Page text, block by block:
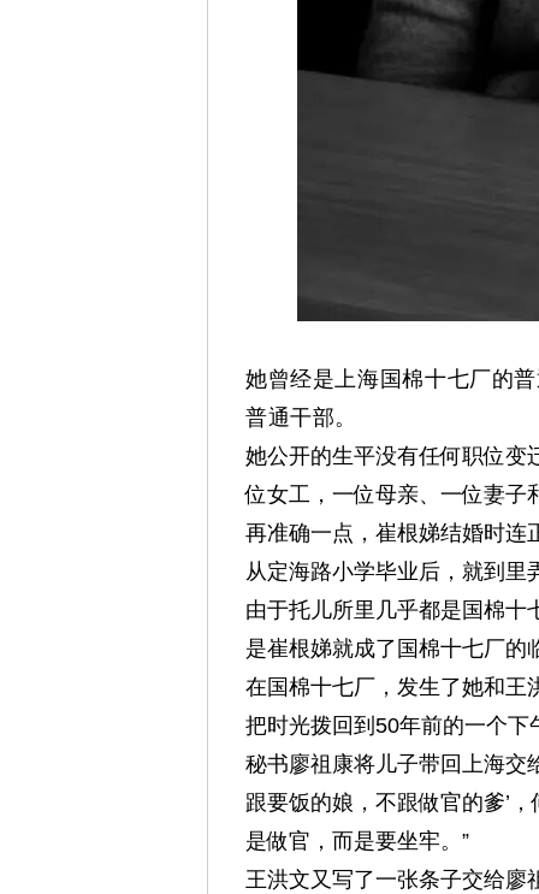
她曾经是上海国棉十七厂的
普通干部。
她公开的生平没有任何职位变
位女工，一位母亲、一位妻子
再准确一点，崔根娣结婚时连
从定海路小学毕业后，就到里
由于托儿所里几乎都是国棉十
是崔根娣就成了国棉十七厂的
在国棉十七厂，发生了她和王
把时光拨回到50年前的一个
秘书廖祖康将儿子带回上海交
跟要饭的娘，不跟做官的爹’
是做官，而是要坐牢。”
王洪文又写了一张条子交给廖